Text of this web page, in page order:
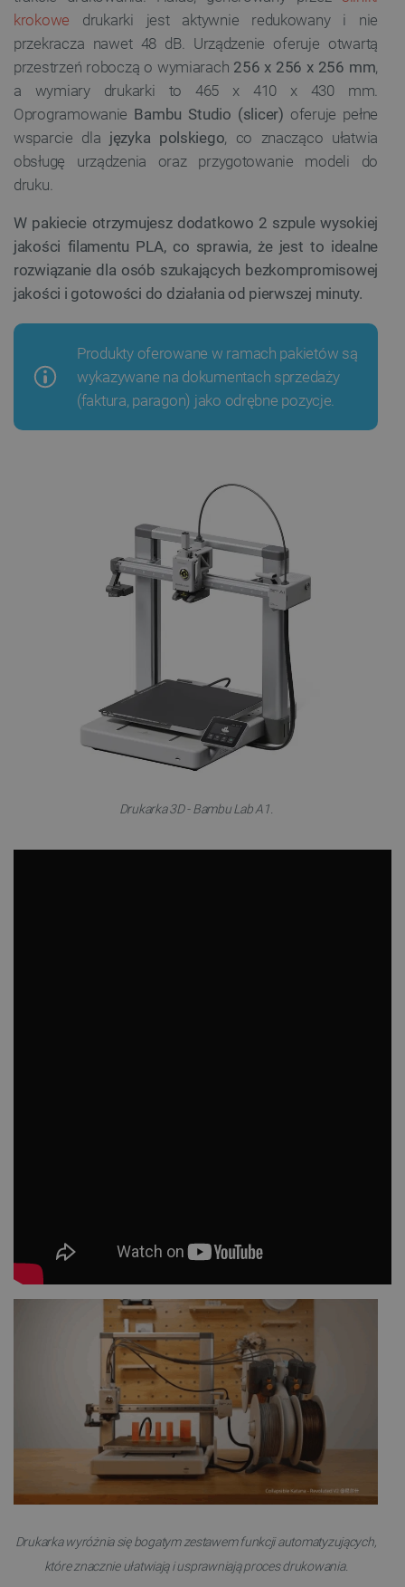
krokowe drukarki jest aktywnie redukowany i nie
przekracza nawet 48 dB. Urządzenie oferuje otwartą
przestrzeń roboczą o wymiarach 256 x 256 x 256 mm,
a wymiary drukarki to 465 x 410 x 430 mm.
Oprogramowanie Bambu Studio (slicer) oferuje pełne
wsparcie dla języka polskiego, co znacząco ułatwia
obsługę urządzenia oraz przygotowanie modeli do
druku.
W pakiecie otrzymujesz dodatkowo 2 szpule wysokiej
jakości filamentu PLA, co sprawia, że jest to idealne
rozwiązanie dla osób szukających bezkompromisowej
jakości i gotowości do działania od pierwszej minuty.
Produkty oferowane w ramach pakietów są
wykazywane na dokumentach sprzedaży
(faktura, paragon) jako odrębne pozycje.
Drukarka 3D - Bambu Lab A1.
Drukarka wyróżnia się bogatym zestawem funkcji automatyzujących,
które znacznie ułatwiają i usprawniają proces drukowania.